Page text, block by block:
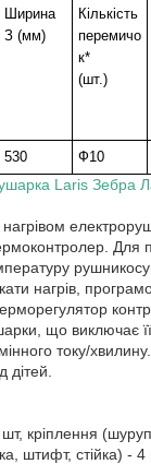
Ширина
З (мм)
Кількість
перемичо
к*
(шт.)
530 Ф10
нагрівом
Для
нагрів,
що виключає
току/
дітей.
кріплення
штифт, стійка) -